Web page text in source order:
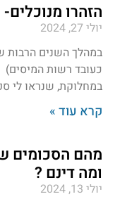
הזהרו
יולי 27, 2024
במהלך השנים הרבות
כעובד רשות המיסים)
במחלוקת, שנראו לי
קרא עוד »
מהם הסכומים
ומה דינם ?
יולי 13, 2024